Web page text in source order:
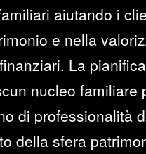
aiutando i
e nella
La
nucleo familiare
di professionalità
della sfera